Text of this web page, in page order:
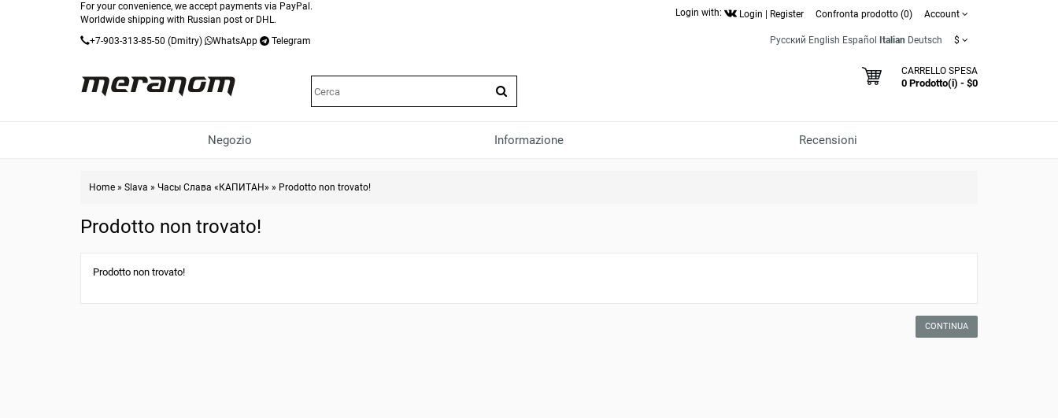
For your convenience, we accept payments via PayPal.
Worldwide shipping with Russian post or DHL.
+7-903-313-85-50 (Dmitry) WhatsApp Telegram
Login with: Login Register Confronta prodotto (0) Account
Русский English Español Italian Deutsch $
CARRELLO SPESA
0 Prodotto(i) - $0
Negozio Informazione Recensioni
Home » Slava » Часы Слава «КАПИТАН» » Prodotto non trovato!
Prodotto non trovato!
Prodotto non trovato!
CONTINUA